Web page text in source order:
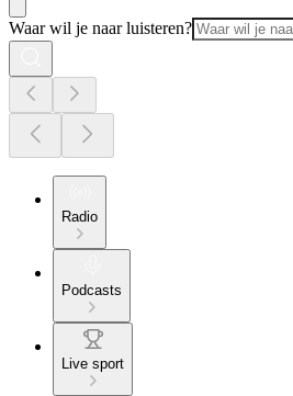
Waar wil je naar luisteren?
Radio
Podcasts
Live sport